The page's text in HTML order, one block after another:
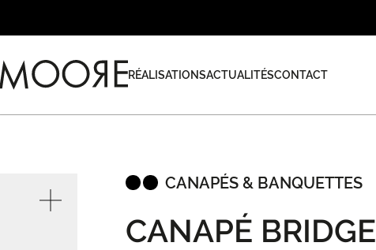
RÉALISATIONSACTUALITÉSCONTACT
CANAPÉS & BANQUETTES
CANAPÉ BRIDGE